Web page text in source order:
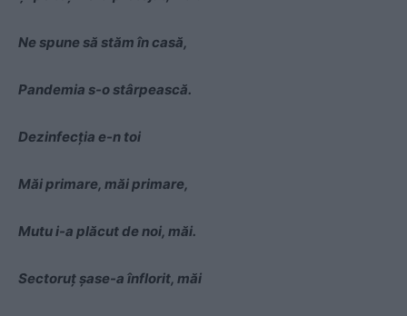
Ne spune să stăm în casă,
Pandemia s-o stârpească.
Dezinfecția e-n toi
Măi primare, măi primare,
Mutu i-a plăcut de noi, măi.
Sectoruț șase-a înflorit, măi